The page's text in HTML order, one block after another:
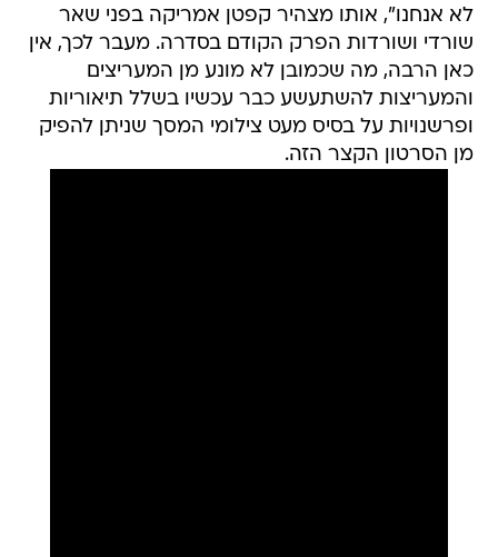
לא אנחנו", אותו מצהיר קפטן אמריקה בפני שאר
שורדי ושורדות הפרק הקודם בסדרה. מעבר לכך, אין
כאן הרבה, מה שכמובן לא מונע מן המעריצים
והמעריצות להשתעשע כבר עכשיו בשלל תיאוריות
ופרשנויות על בסיס מעט צילומי המסך שניתן להפיק
מן הסרטון הקצר הזה.